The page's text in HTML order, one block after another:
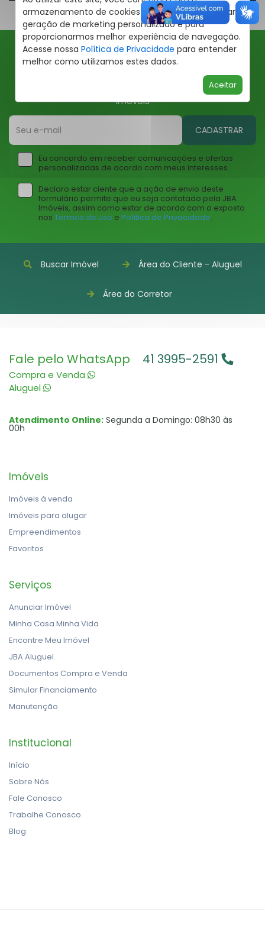
armazenamento de cookies em seu dispositivo para
geração de marketing personalizado e para
proporcionarmos melhor experiência de navegação.
Acesse nossa Política de Privacidade para entender
melhor como utilizamos estes dados.
Aceitar
Ofertas JBA
Insira seu email abaixo para receber ofertas da JBA
Imóveis
CADASTRAR
Eu concordo em receber comunicações e ofertas
personalizadas de acordo com meus interesses.
Declaro estar ciente que a ação de envio deste
formulário permite que eu seja contatado pela JBA
Imóveis, assim como estar de acordo com o exposto
nos Termos de uso e Política de Privacidade.
Buscar Imóvel Área do Cliente - Aluguel
Área do Corretor
Fale pelo WhatsApp
Compra e Venda
Aluguel
41 3995-2591
Atendimento Online: Segunda a Domingo: 08h30 às
00h
Imóveis
Imóveis à venda
Imóveis para alugar
Empreendimentos
Favoritos
Serviços
Anunciar Imóvel
Minha Casa Minha Vida
Encontre Meu Imóvel
JBA Aluguel
Documentos Compra e Venda
Simular Financiamento
Manutenção
Institucional
Início
Sobre Nós
Fale Conosco
Trabalhe Conosco
Blog